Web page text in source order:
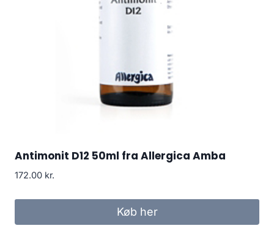
Antimonit D12 50ml fra Allergica Amba
172.00 kr.
Køb her